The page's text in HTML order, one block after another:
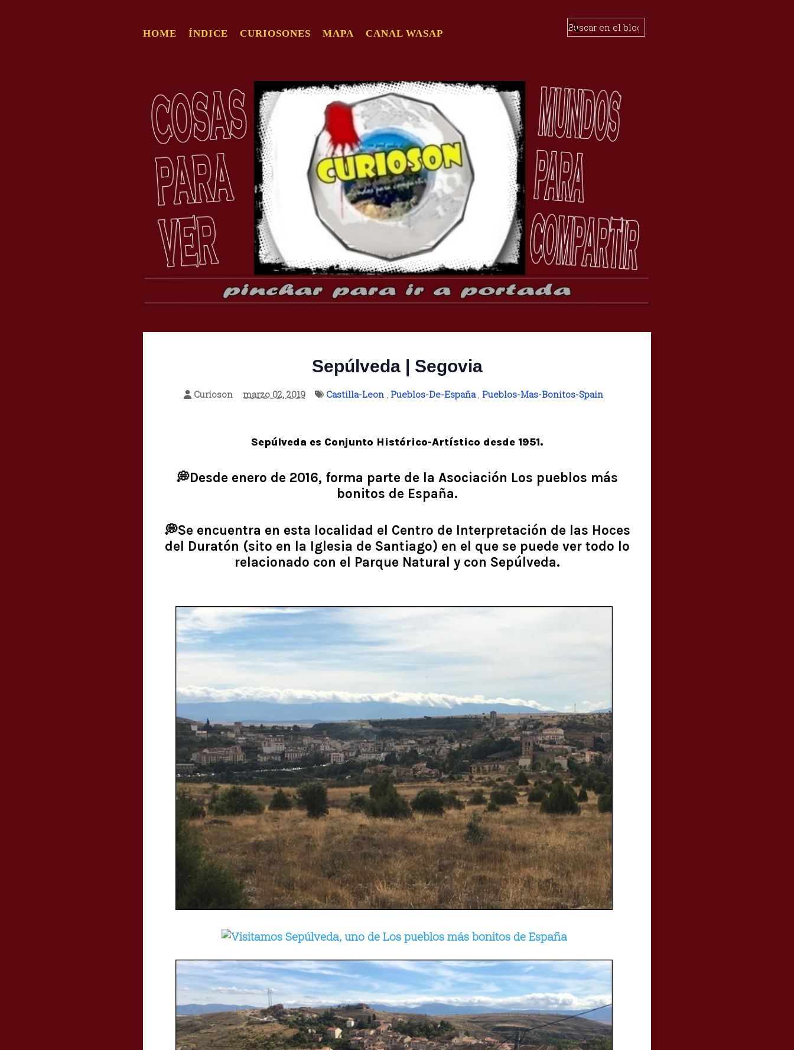
HOME ÍNDICE CURIOSONES MAPA CANAL WASAP
Sepúlveda | Segovia
Curioson marzo 02, 2019 Castilla-Leon , Pueblos-De-España, Pueblos-Mas-Bonitos-Spain
Sepúlveda es Conjunto Histórico-Artístico desde 1951.
💭Desde enero de 2016, forma parte de la Asociación Los pueblos más
bonitos de España.
💭Se encuentra en esta localidad el Centro de Interpretación de las Hoces
del Duratón (sito en la Iglesia de Santiago) en el que se puede ver todo lo
relacionado con el Parque Natural y con Sepúlveda.